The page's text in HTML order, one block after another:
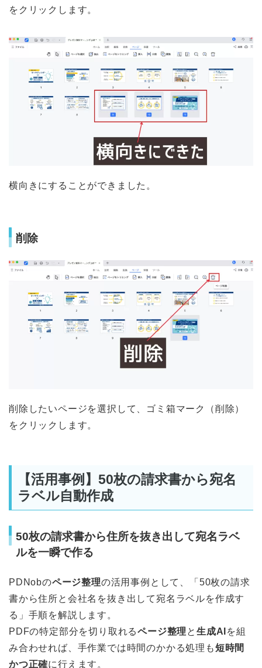
をクリックします。
横向きにすることができました。
削除
削除したいページを選択して、ゴミ箱マーク（削除）
をクリックします。
【活用事例】50枚の請求書から宛名
ラベル自動作成
50枚の請求書から住所を抜き出して宛名ラベ
ルを一瞬で作る
PDNobのページ整理の活用事例として、「50枚の請求
書から住所と会社名を抜き出して宛名ラベルを作成す
る」手順を解説します。
PDFの特定部分を切り取れるページ整理 と生成AI を組
み合わせれば、手作業では時間のかかる処理も短時間
かつ正確に行えます。